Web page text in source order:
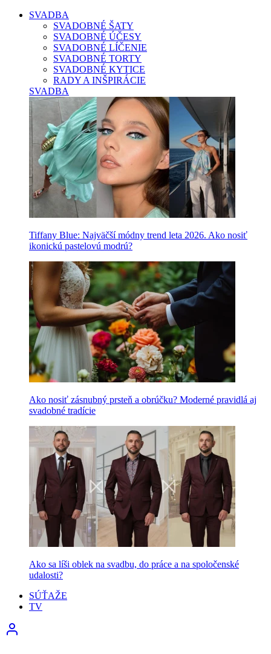
SVADBA
SVADOBNÉ ŠATY
SVADOBNÉ ÚČESY
SVADOBNÉ LÍČENIE
SVADOBNÉ TORTY
SVADOBNÉ KYTICE
RADY A INŠPIRÁCIE
SVADBA
Tiffany Blue: Najväčší módny trend leta 2026. Ako nosiť
ikonickú pastelovú modrú?
Ako nosiť zásnubný prsteň a obrúčku? Moderné pravidlá aj
svadobné tradície
Ako sa líši oblek na svadbu, do práce a na spoločenské
udalosti?
SÚŤAŽE
TV